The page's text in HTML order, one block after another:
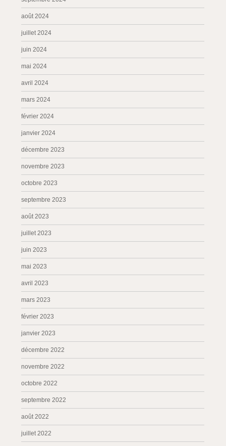
août 2024
juillet 2024
juin 2024
mai 2024
avril 2024
mars 2024
février 2024
janvier 2024
décembre 2023
novembre 2023
octobre 2023
septembre 2023
août 2023
juillet 2023
juin 2023
mai 2023
avril 2023
mars 2023
février 2023
janvier 2023
décembre 2022
novembre 2022
octobre 2022
septembre 2022
août 2022
juillet 2022